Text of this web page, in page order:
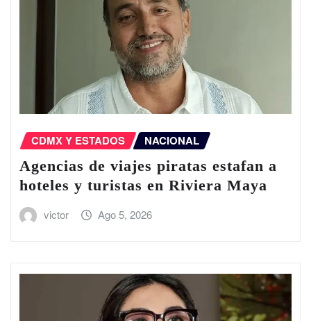
CDMX Y ESTADOS NACIONAL
Agencias de viajes piratas estafan a
hoteles y turistas en Riviera Maya
victor Ago 5, 2026